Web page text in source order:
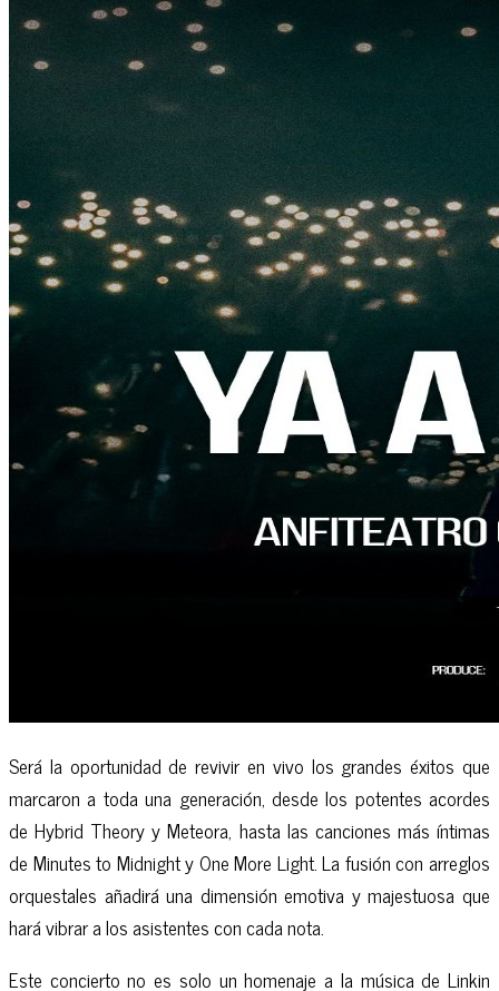
Será la oportunidad de revivir en vivo los grandes éxitos que
marcaron a toda una generación, desde los potentes acordes
de Hybrid Theory y Meteora, hasta las canciones más íntimas
de Minutes to Midnight y One More Light. La fusión con arreglos
orquestales añadirá una dimensión emotiva y majestuosa que
hará vibrar a los asistentes con cada nota.
Este concierto no es solo un homenaje a la música de Linkin